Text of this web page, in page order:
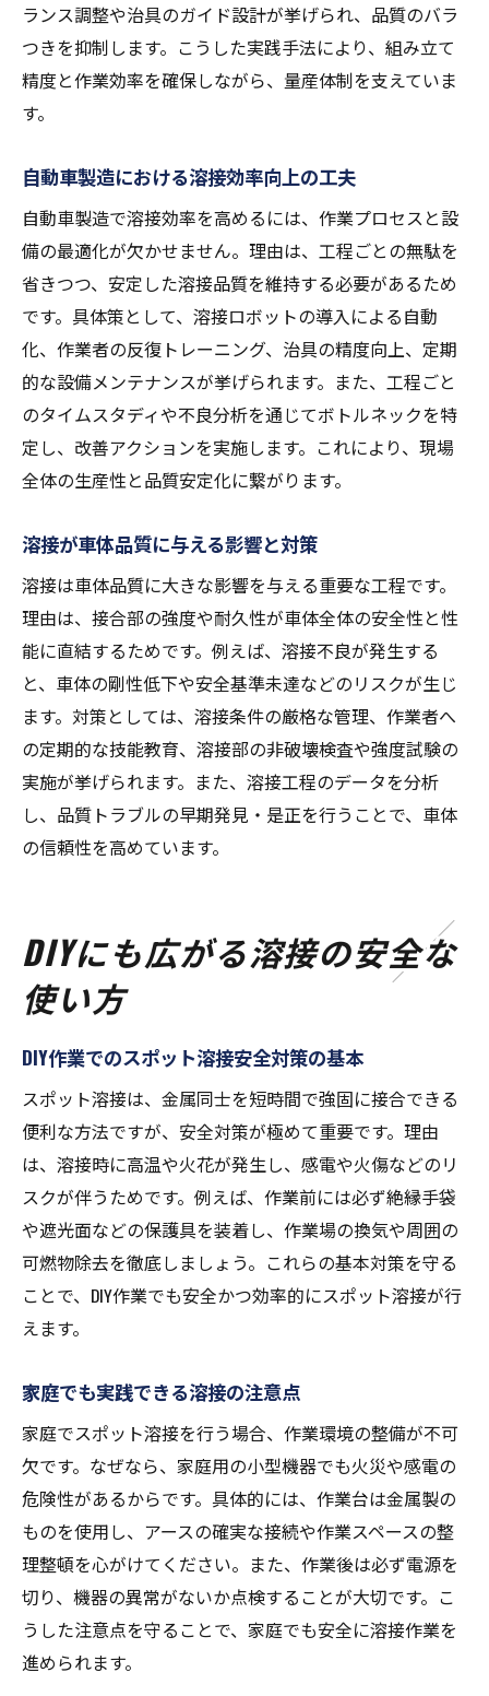
ランス調整や治具のガイド設計が挙げられ、品質のバラ
つきを抑制します。こうした実践手法により、組み立て
精度と作業効率を確保しながら、量産体制を支えていま
す。
自動車製造における溶接効率向上の工夫
自動車製造で溶接効率を高めるには、作業プロセスと設
備の最適化が欠かせません。理由は、工程ごとの無駄を
省きつつ、安定した溶接品質を維持する必要があるため
です。具体策として、溶接ロボットの導入による自動
化、作業者の反復トレーニング、治具の精度向上、定期
的な設備メンテナンスが挙げられます。また、工程ごと
のタイムスタディや不良分析を通じてボトルネックを特
定し、改善アクションを実施します。これにより、現場
全体の生産性と品質安定化に繋がります。
溶接が車体品質に与える影響と対策
溶接は車体品質に大きな影響を与える重要な工程です。
理由は、接合部の強度や耐久性が車体全体の安全性と性
能に直結するためです。例えば、溶接不良が発生する
と、車体の剛性低下や安全基準未達などのリスクが生じ
ます。対策としては、溶接条件の厳格な管理、作業者へ
の定期的な技能教育、溶接部の非破壊検査や強度試験の
実施が挙げられます。また、溶接工程のデータを分析
し、品質トラブルの早期発見・是正を行うことで、車体
の信頼性を高めています。
DIYにも広がる溶接の安全な
使い方
DIY作業でのスポット溶接安全対策の基本
スポット溶接は、金属同士を短時間で強固に接合できる
便利な方法ですが、安全対策が極めて重要です。理由
は、溶接時に高温や火花が発生し、感電や火傷などのリ
スクが伴うためです。例えば、作業前には必ず絶縁手袋
や遮光面などの保護具を装着し、作業場の換気や周囲の
可燃物除去を徹底しましょう。これらの基本対策を守る
ことで、DIY作業でも安全かつ効率的にスポット溶接が行
えます。
家庭でも実践できる溶接の注意点
家庭でスポット溶接を行う場合、作業環境の整備が不可
欠です。なぜなら、家庭用の小型機器でも火災や感電の
危険性があるからです。具体的には、作業台は金属製の
ものを使用し、アースの確実な接続や作業スペースの整
理整頓を心がけてください。また、作業後は必ず電源を
切り、機器の異常がないか点検することが大切です。こ
うした注意点を守ることで、家庭でも安全に溶接作業を
進められます。